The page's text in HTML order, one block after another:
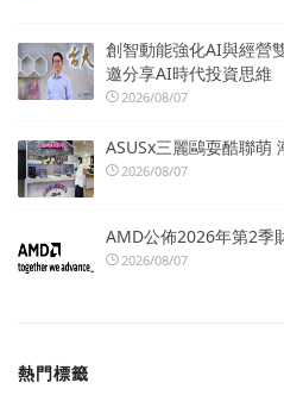
創智動能強化AI與經營
邀分享AI時代投資思維
2026/08/07
ASUSx三麗鷗耍酷聯萌
2026/08/07
AMD公佈2026年第2季
2026/08/07
熱門標籤